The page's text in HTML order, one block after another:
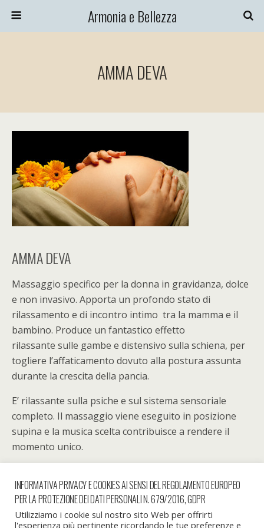
Armonia e Bellezza
AMMA DEVA
AMMA DEVA
Massaggio specifico per la donna in gravidanza, dolce
e non invasivo. Apporta un profondo stato di
rilassamento e di incontro intimo tra la mamma e il
bambino. Produce un fantastico effetto
rilassante sulle gambe e distensivo sulla schiena, per
togliere l’affaticamento dovuto alla postura assunta
durante la crescita della pancia.
E’ rilassante sulla psiche e sul sistema sensoriale
completo. Il massaggio viene eseguito in posizione
supina e la musica scelta contribuisce a rendere il
momento unico.
INFORMATIVA PRIVACY E COOKIES AI SENSI DEL REGOLAMENTO EUROPEO
PER LA PROTEZIONE DEI DATI PERSONALI N. 679/2016, GDPR
Utilizziamo i cookie sul nostro sito Web per offrirti
l'esperienza più pertinente ricordando le tue preferenze e